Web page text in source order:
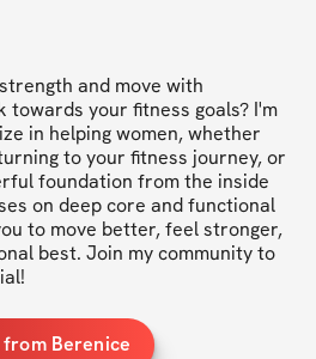
and move with
towards your fitness goals? I'm
in helping women, whether
to your fitness journey, or
foundation from the inside
on deep core and functional
to move better, feel stronger,
best. Join my community to
Berenice